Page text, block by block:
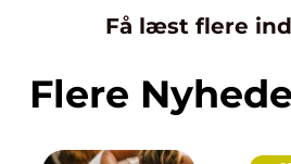
Få læst flere
Flere